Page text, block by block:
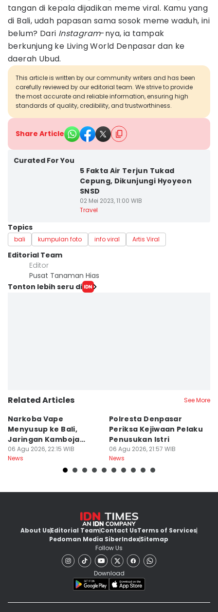
tangan di kepala dijadikan meme viral. Kamu yang
di Bali, udah papasan sama sosok meme waduh, ini
belum? Dari Instagram-nya, ia tampak
berkunjung ke Living World Denpasar dan ke
daerah Ubud.
This article is written by our community writers and has been
carefully reviewed by our editorial team. We strive to provide
the most accurate and reliable information, ensuring high
standards of quality, credibility, and trustworthiness.
Share Article
Curated For You
5 Fakta Air Terjun Tukad
Cepung, Dikunjungi Hyoyeon
SNSD
02 Mei 2023, 11:00 WIB
Travel
Topics
bali kumpulan foto info viral Artis Viral
Editorial Team
Editor
Pusat Tanaman Hias
Tonton lebih seru di
Related Articles See More
Narkoba Vape
Menyusup ke Bali,
Jaringan Kamboja
Terbongkar
06 Agu 2026, 22:15 WIB
News
Polresta Denpasar
Periksa Kejiwaan Pelaku
Penusukan Istri
06 Agu 2026, 21:57 WIB
News
About UsEditorial TeamContact UsTerms of Services
Pedoman Media SiberIndexSitemap
Follow Us
Download